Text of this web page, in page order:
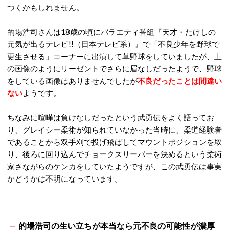
つくかもしれません。
的場浩司さんは18歳の頃にバラエティ番組『天才・たけしの
元気が出るテレビ!!（日本テレビ系）』で「不良少年を野球で
更生させる」コーナーに出演して草野球をしていましたが、上
の画像のようにリーゼントでさらに眉なしだったようで、野球
をしている画像はありませんでしたが不良だったことは間違い
ないようです。
ちなみに喧嘩は負けなしだったという武勇伝をよく語ってお
り、グレイシー柔術が知られていなかった当時に、柔道経験者
であることから双手刈で投げ飛ばしてマウントポジションを取
り、後ろに回り込んでチョークスリーパーを決めるという柔術
家さながらのケンカをしていたようですが、この武勇伝は事実
かどうかは不明になっています。
的場浩司の生い立ちが本当なら元不良の可能性が濃厚